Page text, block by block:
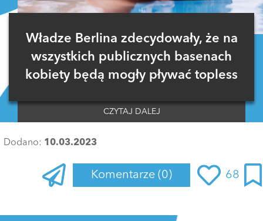
Władze Berlina zdecydowały, że na
wszystkich publicznych basenach
kobiety będą mogły pływać topless
CZYTAJ DALEJ
Dodano: 10.03.2023
Komentarze (0) 68